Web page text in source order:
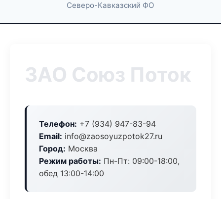
Северо-Кавказский ФО
ЗАО Союз Поток
Телефон: +7 (934) 947-83-94
Email: info@zaosoyuzpotok27.ru
Город: Москва
Режим работы: Пн-Пт: 09:00-18:00,
обед 13:00-14:00